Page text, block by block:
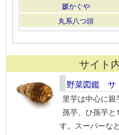
媛かぐや
丸系八つ頭
サイト
野菜図鑑 サ
里芋は中心に
孫芋、ひ孫芋と
す。スーパーな